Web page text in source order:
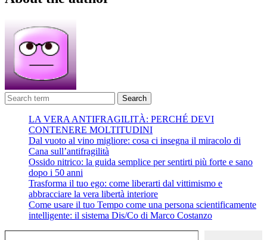
Search
LA VERA ANTIFRAGILITÀ: PERCHÉ DEVI
CONTENERE MOLTITUDINI
Dal vuoto al vino migliore: cosa ci insegna il miracolo di
Cana sull’antifragilità
Ossido nitrico: la guida semplice per sentirti più forte e sano
dopo i 50 anni
Trasforma il tuo ego: come liberarti dal vittimismo e
abbracciare la vera libertà interiore
Come usare il tuo Tempo come una persona scientificamente
intelligente: il sistema Dis/Co di Marco Costanzo
Digita la tua e-mail...